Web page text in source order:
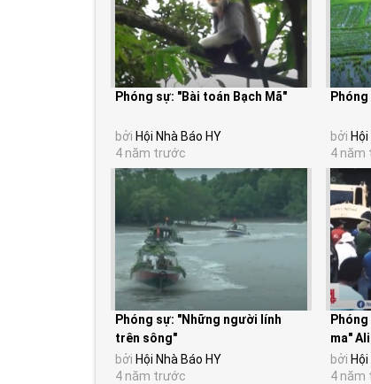
Phóng sự: "Bài toán Bạch Mã"
bởi Hội Nhà Báo HY
4 năm trước
Phóng
bởiHội
4 năm
Phóng sự: "Những người lính
trên sông"
bởi Hội Nhà Báo HY
4 năm trước
Phóng
ma"
bởiHội
4 năm